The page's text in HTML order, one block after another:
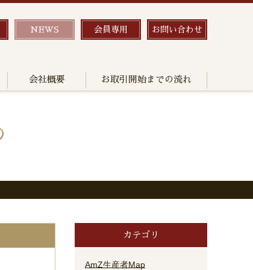
NEWS 会員専用 お問い合わせ
会社概要 お取引開始までの流れ
カテゴリ
AmZ生産者Map